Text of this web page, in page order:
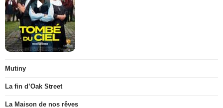
Mutiny
La fin d’Oak Street
La Maison de nos rêves